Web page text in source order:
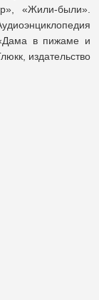
«Жили-были».
в пижаме и
издательство